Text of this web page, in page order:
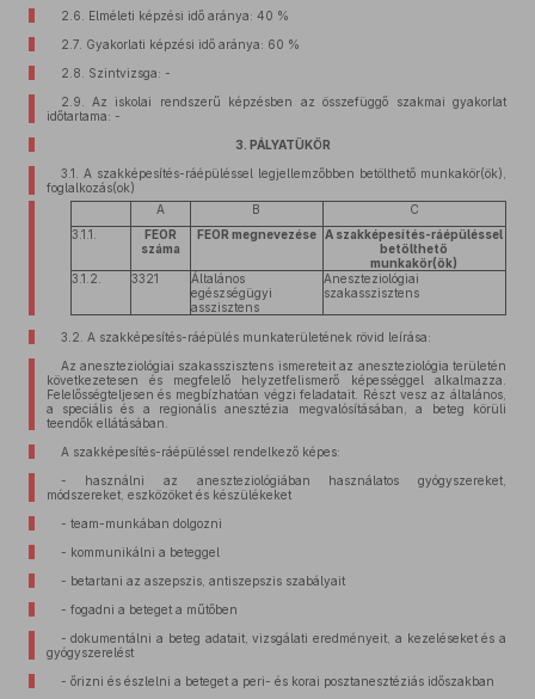
2.6. Elméleti képzési idő aránya: 40 %
2.7. Gyakorlati képzési idő aránya: 60 %
2.8. Szintvizsga: -
2.9. Az iskolai rendszerű képzésben az összefüggő szakmai gyakorlat
időtartama: -
3. PÁLYATÜKÖR
3.1. A szakképesítés-ráépüléssel legjellemzőbben betölthető munkakör(ök),
foglalkozás(ok)
A
B
C
3.1.1.
FEOR
száma
FEOR megnevezése
A szakképesítés-ráépüléssel
betölthető
munkakör(ök)
3.1.2.
3321
Általános
egészségügyi
asszisztens
Aneszteziológiai
szakasszisztens
3.2. A szakképesítés-ráépülés munkaterületének rövid leírása:
Az aneszteziológiai szakasszisztens ismereteit az aneszteziológia területén
következetesen és megfelelő helyzetfelismerő képességgel alkalmazza.
Felelősségteljesen és megbízhatóan végzi feladatait. Részt vesz az általános,
a speciális és a regionális anesztézia megvalósításában, a beteg körüli
teendők ellátásában.
A szakképesítés-ráépüléssel rendelkező képes:
- használni az aneszteziológiában használatos gyógyszereket,
módszereket, eszközöket és készülékeket
- team-munkában dolgozni
- kommunikálni a beteggel
- betartani az aszepszis, antiszepszis szabályait
- fogadni a beteget a műtőben
- dokumentálni a beteg adatait, vizsgálati eredményeit, a kezeléseket és a
gyógyszerelést
- őrizni és észlelni a beteget a peri- és korai posztanesztéziás időszakban